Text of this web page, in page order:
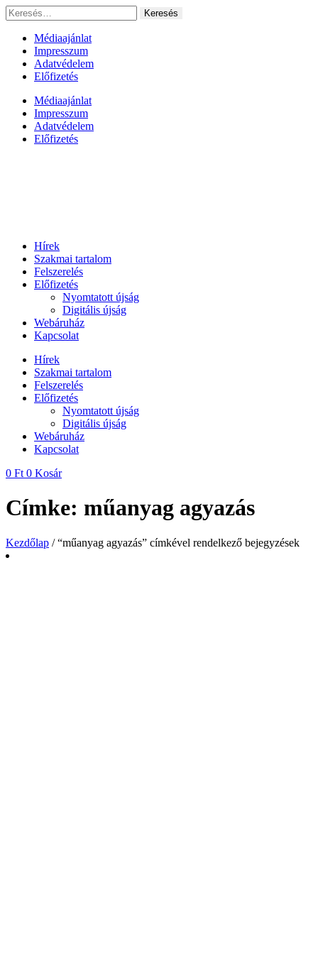
Ugrás
a
tartalomhoz
Keresés:
Médiaajánlat
Impresszum
Adatvédelem
Előfizetés
Médiaajánlat
Impresszum
Adatvédelem
Előfizetés
Hírek
Szakmai tartalom
Felszerelés
Előfizetés
Nyomtatott újság
Digitális újság
Webáruház
Kapcsolat
Hírek
Szakmai tartalom
Felszerelés
Előfizetés
Nyomtatott újság
Digitális újság
Webáruház
Kapcsolat
0 Ft 0 Kosár
Címke: műanyag agyazás
Kezdőlap / “műanyag agyazás” címkével rendelkező bejegyzések